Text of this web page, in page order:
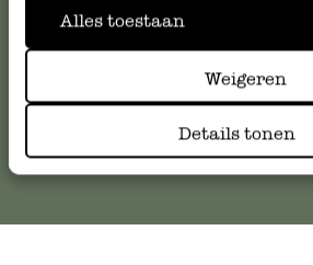
Alles toestaan
Weigeren
Details tonen
Service client en ligne